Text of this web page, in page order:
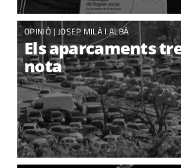
OPINIÓ | JOSEP MILÀ I ALBÀ
Els aparcaments
nota